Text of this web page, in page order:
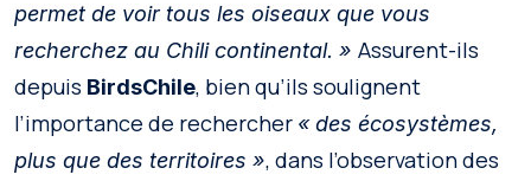
permet de voir tous les oiseaux que vous
recherchez au Chili continental. » Assurent-ils
depuis BirdsChile, bien qu’ils soulignent
l’importance de rechercher « des écosystèmes,
plus que des territoires », dans l’observation des